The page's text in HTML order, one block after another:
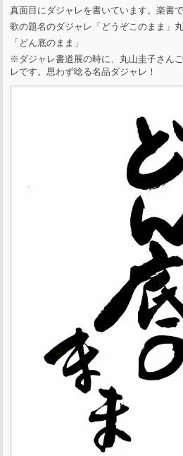
真面目にダジャレを書いています。楽書
歌の題名のダジャレ「どうぞこのまま」
「どん底のまま」
※ダジャレ書道展の時に、丸山圭子さん
レです。思わず唸る名品ダジャレ！